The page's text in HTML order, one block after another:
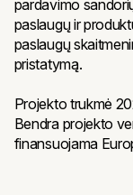
pardavimo
paslaugų ir
paslaugų
pristatymą.
Projekto trukmė
Bendra projekto
finansuojama